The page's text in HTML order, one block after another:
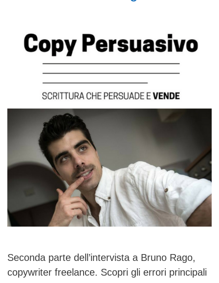
Seconda parte dell’intervista a Bruno Rago,
copywriter freelance. Scopri gli errori principali